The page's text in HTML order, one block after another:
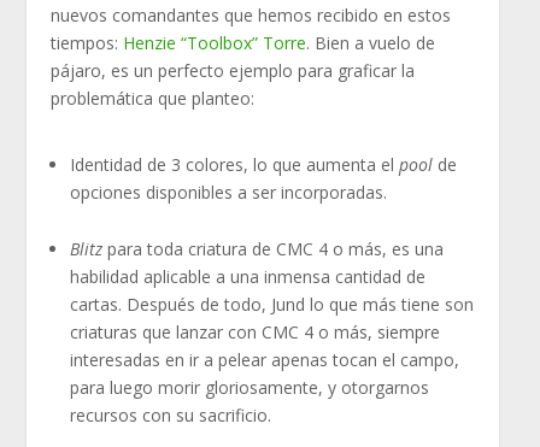
nuevos comandantes que hemos recibido en estos
tiempos: Henzie “Toolbox” Torre. Bien a vuelo de
pájaro, es un perfecto ejemplo para graficar la
problemática que planteo:
Identidad de 3 colores, lo que aumenta elpool de
opciones disponibles a ser incorporadas.
Blitzpara toda criatura de CMC 4 o más, es una
habilidad aplicable a una inmensa cantidad de
cartas. Después de todo, Jund lo que más tiene son
criaturas que lanzar con CMC 4 o más, siempre
interesadas en ir a pelear apenas tocan el campo,
para luego morir gloriosamente, y otorgarnos
recursos con su sacrificio.